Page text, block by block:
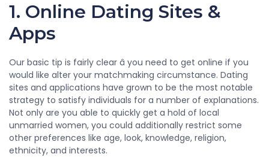
1. Online Dating Sites &
Apps
Our basic tip is fairly clear â you need to get online if you
would like alter your matchmaking circumstance. Dating
sites and applications have grown to be the most notable
strategy to satisfy individuals for a number of explanations.
Not only are you able to quickly get a hold of local
unmarried women, you could additionally restrict some
other preferences like age, look, knowledge, religion,
ethnicity, and interests.